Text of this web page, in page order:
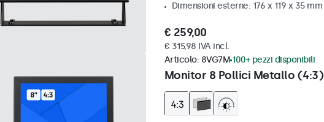
Dimensioni esterne: 176 x 119 x 35 mm
€ 259,00
€ 315,98 IVA incl.
Monitor 8 Pollici Metallo (4:3)
Articolo: 8VG7M 100+ pezzi disponibili